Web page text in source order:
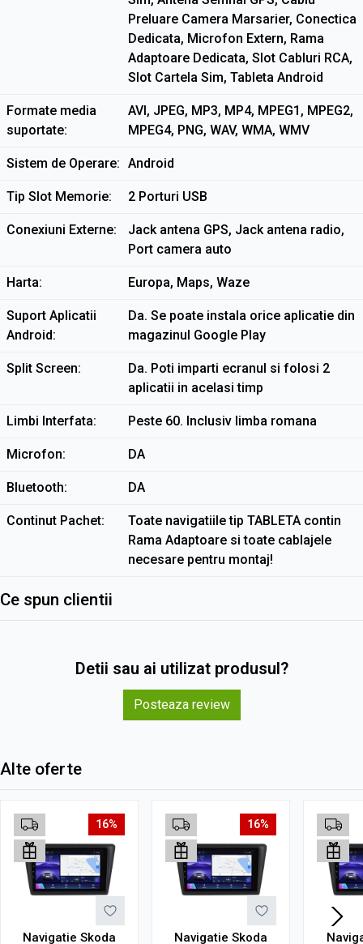
Preluare Camera Marsarier, Conectica
Dedicata, Microfon Extern, Rama
Adaptoare Dedicata, Slot Cabluri RCA,
Slot Cartela Sim, Tableta Android
Formate media
suportate
AVI, JPEG, MP3, MP4, MPEG1, MPEG2,
MPEG4, PNG, WAV, WMA, WMV
Sistem de Operare Android
Tip Slot Memorie 2 Porturi USB
Conexiuni Externe
Jack antena GPS, Jack antena radio,
Port camera auto
Harta Europa, Maps, Waze
Suport Aplicatii
Android
Da. Se poate instala orice aplicatie din
magazinul Google Play
Split Screen
Da. Poti imparti ecranul si folosi 2
aplicatii in acelasi timp
Limbi Interfata Peste 60. Inclusiv limba romana
Microfon DA
Bluetooth DA
Continut Pachet
Toate navigatiile tip TABLETA contin
Rama Adaptoare si toate cablajele
necesare pentru montaj!
Ce spun clientii
Detii sau ai utilizat produsul?
Posteaza review
Alte oferte
16%
Navigatie Skoda
16%
Navigatie Skoda